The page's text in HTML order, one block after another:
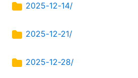
2025-12-14/
2025-12-21/
2025-12-28/